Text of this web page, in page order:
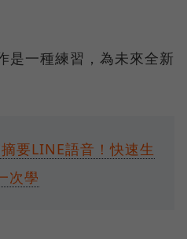
是一種練習，為未來全新
要LINE語音！快速生
次學